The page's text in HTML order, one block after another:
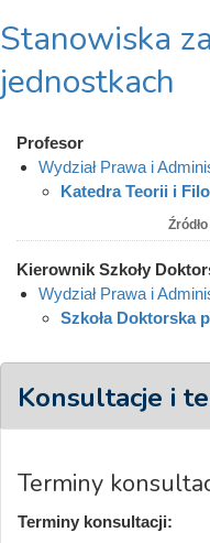
Stanowiska
jednostkach
Profesor
Wydział Prawa i
Katedra Teorii i
Kierownik Szkoły
Wydział Prawa i
Szkoła Doktorska
Konsultacje i
Terminy
Terminy konsultacji: